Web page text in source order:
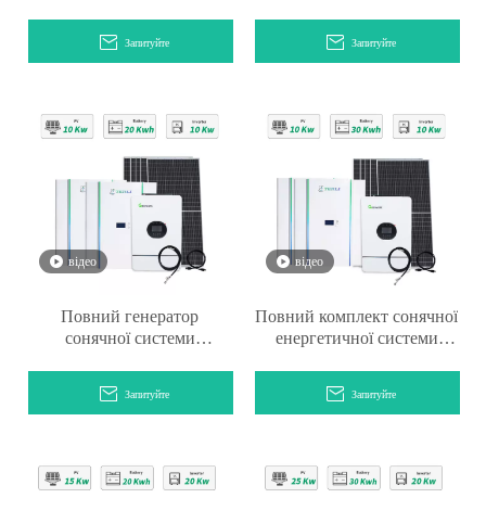
Запитуйте Запитуйте
відео
Повний генератор
сонячної системи
фотоелектричний
Запитуйте
відео
Повний комплект сонячної
енергетичної системи
Запитуйте